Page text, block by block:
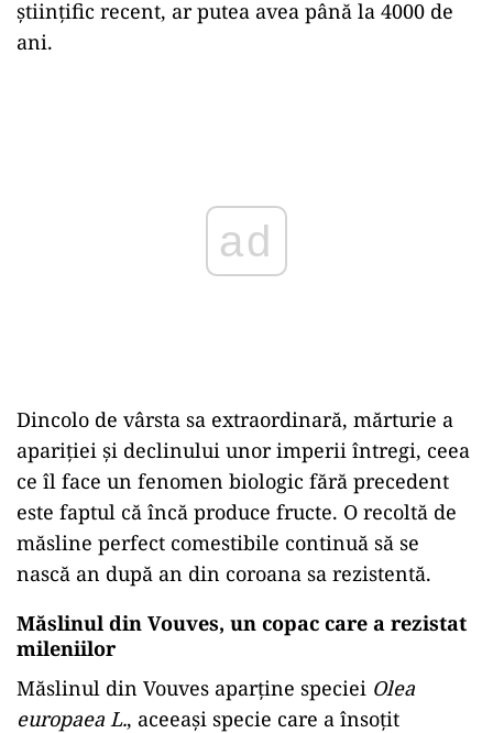
științific recent, ar putea avea până la 4000 de
ani.
Dincolo de vârsta sa extraordinară, mărturie a
apariției și declinului unor imperii întregi, ceea
ce îl face un fenomen biologic fără precedent
este faptul că încă produce fructe. O recoltă de
măsline perfect comestibile continuă să se
nască an după an din coroana sa rezistentă.
Măslinul din Vouves, un copac care a rezistat
mileniilor
Măslinul din Vouves aparține speciei Olea
europaea L., aceeași specie care a însoțit